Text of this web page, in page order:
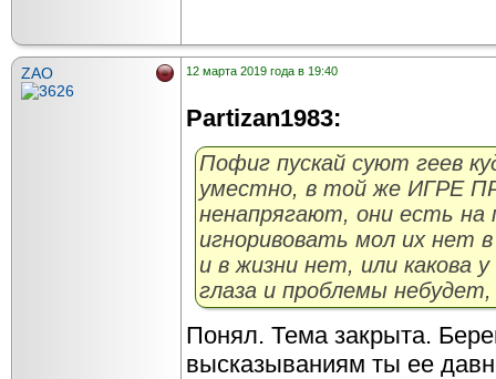
ZAO 12 марта 2019 года в 19:40
Partizan1983:
Пофиг пускай суют геев
уместно, в той же ИГРЕ
ненапрягают, они есть на
игноривовать мол их нет
и в жизни нет, или какова у
глаза и проблемы
Понял. Тема закрыта.
высказываниям ты ее